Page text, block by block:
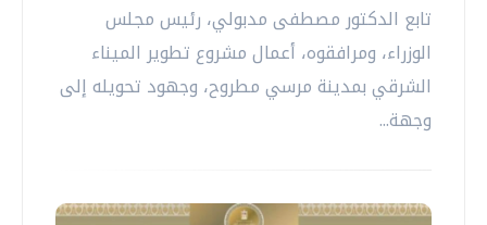
تابع الدكتور مصطفى مدبولي، رئيس مجلس
الوزراء، ومرافقوه، أعمال مشروع تطوير الميناء
الشرقي بمدينة مرسي مطروح، وجهود تحويله إلى
وجهة...